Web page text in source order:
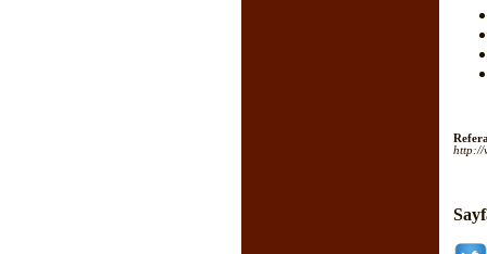
http://